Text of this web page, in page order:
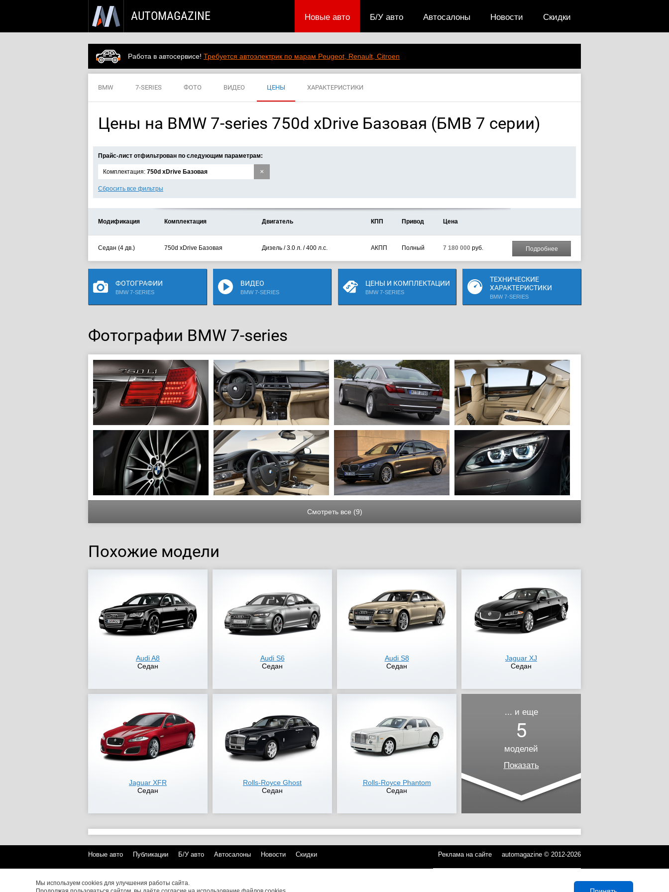
AUTOMAGAZINE Скидки
Новости
Автосалоны
Б/У авто
Новые авто
Работа в автосервисе! Требуется автоэлектрик по марам Peugeot, Renault, Citroen
BMW 7-SERIES ФОТО ВИДЕО ЦЕНЫ ХАРАКТЕРИСТИКИ
Цены на BMW 7-series 750d xDrive Базовая (БМВ 7 серии)
Прайс-лист отфильтрован по следующим параметрам:
×
Комплектация: 750d xDrive Базовая
Сбросить все фильтры
Модификация Комплектация Двигатель КПП Привод Цена
Седан (4 дв.) 750d xDrive Базовая Дизель / 3.0 л. / 400 л.с. АКПП Полный 7 180 000 руб. Подробнее
ФОТОГРАФИИ
BMW 7-SERIES
ВИДЕО
BMW 7-SERIES
ЦЕНЫ И КОМПЛЕКТАЦИИ
BMW 7-SERIES
ТЕХНИЧЕСКИЕ
ХАРАКТЕРИСТИКИ
BMW 7-SERIES
Фотографии BMW 7-series
Смотреть все (9)
Похожие модели
Audi A8
Седан
Audi S6
Седан
Audi S8
Седан
Jaguar XJ
Седан
Jaguar XFR
Седан
Rolls-Royce Ghost
Седан
Rolls-Royce Phantom
Седан
... и еще
5
моделей
Показать
Новые авто Публикации Б/У авто Автосалоны Новости Скидки Реклама на сайте automagazine © 2012-2026
Мы используем cookies для улучшения работы сайта.
характер и ни при каких условиях не является публичной офертой, определяемой положениями
Статьи 437 (2) Гражданского кодекса Российской Федерации. Цены, размеры скидок, а также